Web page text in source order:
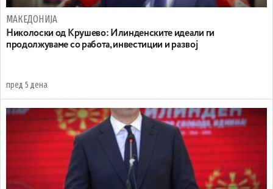
МАКЕДОНИЈА
Николоски од Крушево: Илинденските идеали ги
продолжуваме со работа, инвестиции и развој
пред 5 дена